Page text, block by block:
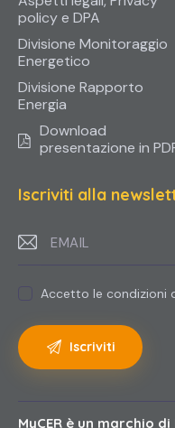
policy e DPA
Divisione Monitoraggio
Energetico
Divisione Rapporto
Energia
Download
presentazione in
Iscriviti alla
Accetto le condizioni
MyCER è un marchio di